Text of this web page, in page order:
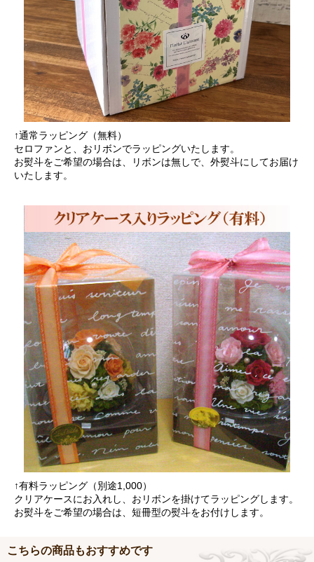
↑通常ラッピング（無料）
セロファンと、おリボンでラッピングいたします。
お熨斗をご希望の場合は、リボンは無しで、外熨斗にしてお届け
いたします。
↑有料ラッピング（別途1,000）
クリアケースにお入れし、おリボンを掛けてラッピングします。
お熨斗をご希望の場合は、短冊型の熨斗をお付けします。
こちらの商品もおすすめです